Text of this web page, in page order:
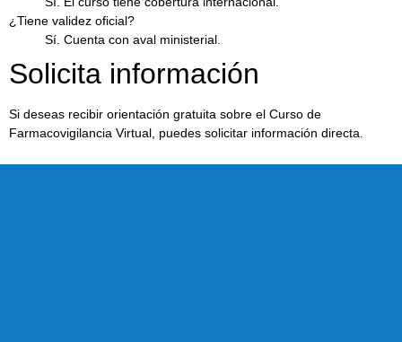
¿Tiene validez oficial?
Sí. Cuenta con aval ministerial.
Solicita información
Si deseas recibir orientación gratuita sobre el Curso de
Farmacovigilancia Virtual, puedes solicitar información directa.